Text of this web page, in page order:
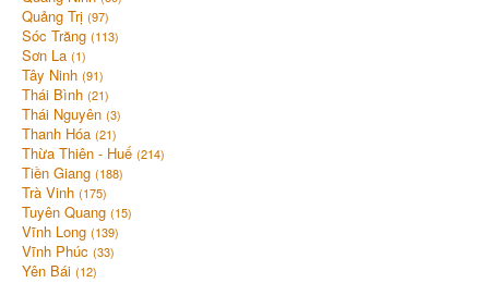
Quảng Trị (97)
Sóc Trăng (113)
Sơn La (1)
Tây Ninh (91)
Thái Bình (21)
Thái Nguyên (3)
Thanh Hóa (21)
Thừa Thiên - Huế (214)
Tiền Giang (188)
Trà Vinh (175)
Tuyên Quang (15)
Vĩnh Long (139)
Vĩnh Phúc (33)
Yên Bái (12)